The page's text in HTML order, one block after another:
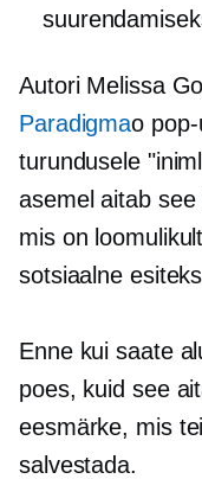
Autori Melissa
Paradigmao
turundusele
asemel aitab
mis on
sotsiaalne esiteks
Enne kui saate
poes, kuid see
eesmärke, mis
salvestada.